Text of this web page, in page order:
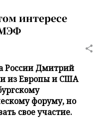
интересе
России Дмитрий
из Европы и США
форуму, но
свое участие.